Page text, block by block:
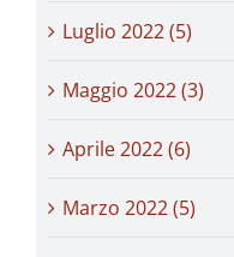
Luglio 2022 (5)
Maggio 2022 (3)
Aprile 2022 (6)
Marzo 2022 (5)